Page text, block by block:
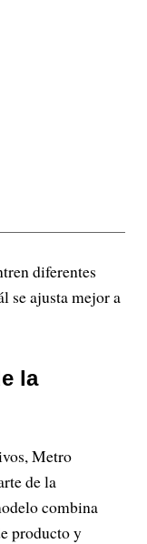
diferentes
se ajusta mejor a
la
Metro
de la
combina
producto y